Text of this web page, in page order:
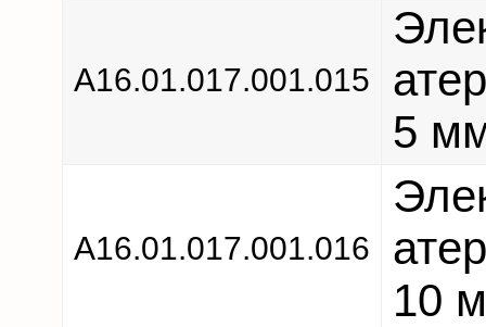
А16.01.017.001.015
5
А16.01.017.001.016
10